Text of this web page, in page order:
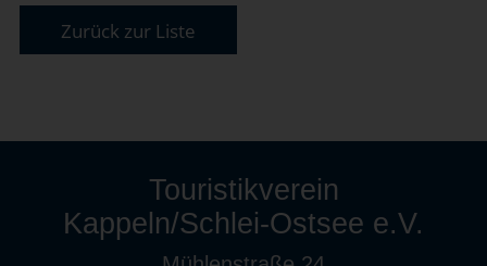
Zurück zur Liste
Touristikverein
Kappeln/Schlei-Ostsee e.V.